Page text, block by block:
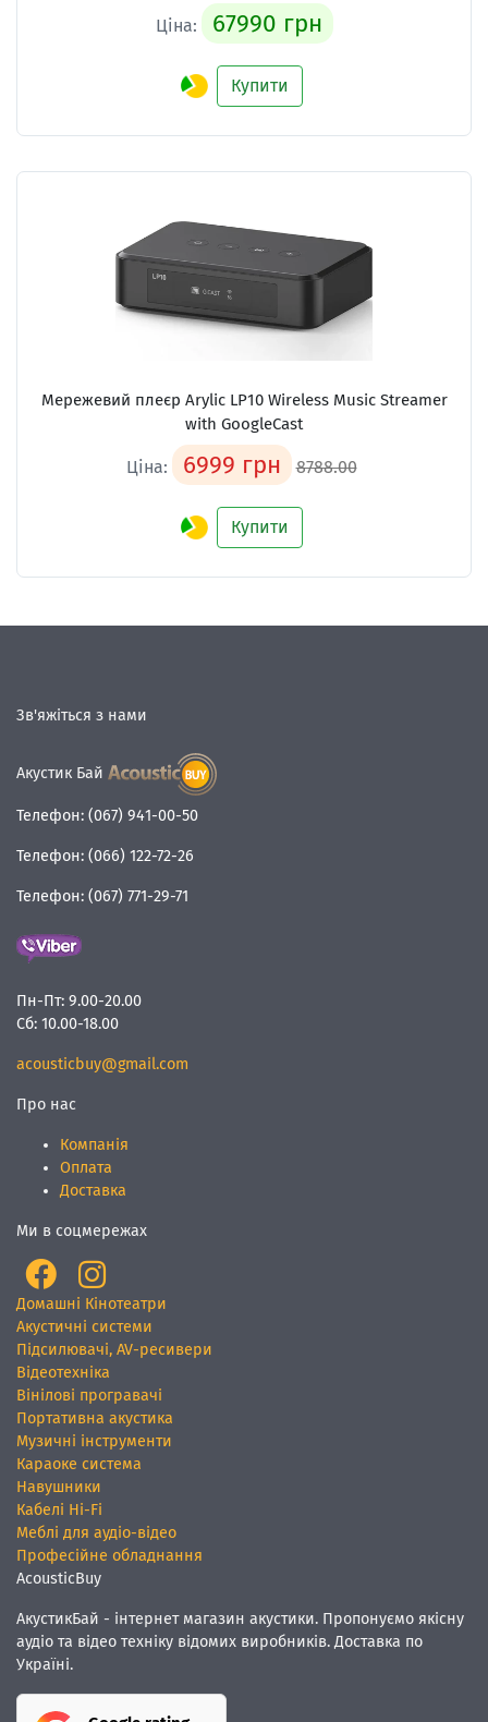
Ціна: 67990 грн
Купити
Мережевий плеєр Arylic LP10 Wireless Music Streamer
with GoogleCast
Ціна: 6999 грн 8788.00
Купити
Зв'яжіться з нами
Акустик Бай
Телефон: (067) 941-00-50
Телефон: (066) 122-72-26
Телефон: (067) 771-29-71
Пн-Пт: 9.00-20.00
Сб: 10.00-18.00
acousticbuy@gmail.com
Про нас
Компанія
Оплата
Доставка
Ми в соцмережах
Домашні Кінотеатри
Акустичні системи
Підсилювачі, AV-ресивери
Відеотехніка
Вінілові програвачі
Портативна акустика
Музичні інструменти
Караоке система
Навушники
Кабелі Hi-Fi
Меблі для аудіо-відео
Професійне обладнання
AcousticBuy
АкустикБай - інтернет магазин акустики. Пропонуємо якісну
аудіо та відео техніку відомих виробників. Доставка по
Україні.